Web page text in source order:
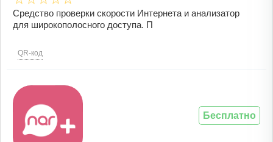
Средство проверки скорости Интернета и анализатор
для широкополосного доступа. П
QR-код
Бесплатно